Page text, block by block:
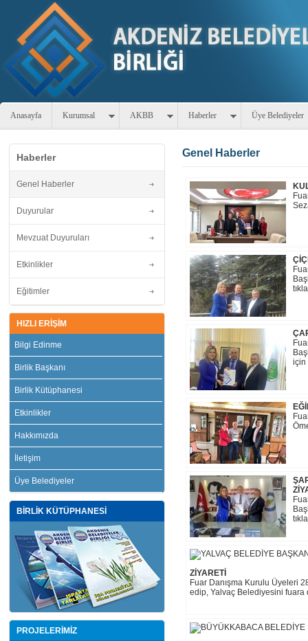
Anasayfa Kurumsal AKBB Haberler Üye Belediyeler
Haberler
Genel Haberler
Duyurular
Mevzuat Duyuruları
Etkinlikler
Eğitimler
HIZLI ERİŞİM
Bilgi Edinme
Birlik Başkanı
Birlik Kütüphanesi
Etkinlikler
Hakkımızda
İletişim
Üye Belediyeler
BİRLİK KÜTÜPHANESİ
PROJELERİMİZ
Genel Haberler
için
ZİYARETİ
Fuar Danışma Kurulu Üyeleri
edip, Yalvaç Belediyesini fuara